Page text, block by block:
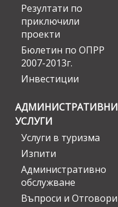
Резултати по
приключили
проекти
Бюлетин по ОПРР
2007-2013г.
Инвестиции
АДМИНИСТРАТИВНИ
УСЛУГИ
Услуги в туризма
Изпити
Административно
обслужване
Въпроси и Отговори